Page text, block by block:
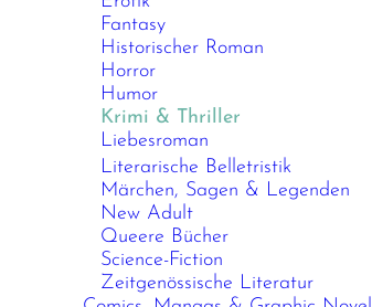
Fantasy
Historischer Roman
Horror
Humor
Krimi & Thriller
Liebesroman
Literarische Belletristik
Märchen, Sagen & Legenden
New Adult
Queere Bücher
Science-Fiction
Zeitgenössische Literatur